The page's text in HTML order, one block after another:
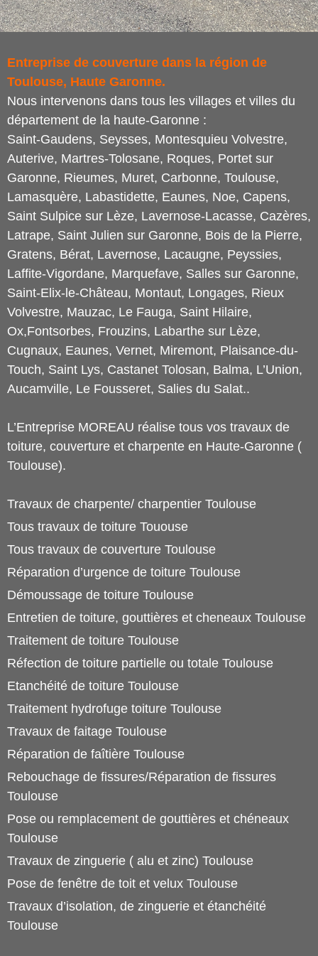
Entreprise de couverture dans la région de
Toulouse, Haute Garonne.
Nous intervenons dans tous les villages et villes du
département de la haute-Garonne :
Saint-Gaudens, Seysses, Montesquieu Volvestre,
Auterive, Martres-Tolosane, Roques, Portet sur
Garonne, Rieumes, Muret, Carbonne, Toulouse,
Lamasquère, Labastidette, Eaunes, Noe, Capens,
Saint Sulpice sur Lèze, Lavernose-Lacasse, Cazères,
Latrape, Saint Julien sur Garonne, Bois de la Pierre,
Gratens, Bérat, Lavernose, Lacaugne, Peyssies,
Laffite-Vigordane, Marquefave, Salles sur Garonne,
Saint-Elix-le-Château, Montaut, Longages, Rieux
Volvestre, Mauzac, Le Fauga, Saint Hilaire,
Ox,Fontsorbes, Frouzins, Labarthe sur Lèze,
Cugnaux, Eaunes, Vernet, Miremont, Plaisance-du-
Touch, Saint Lys, Castanet Tolosan, Balma, L’Union,
Aucamville, Le Fousseret, Salies du Salat..
L’Entreprise MOREAU réalise tous vos travaux de
toiture, couverture et charpente en Haute-Garonne (
Toulouse).
Travaux de charpente/ charpentier Toulouse
Tous travaux de toiture Tououse
Tous travaux de couverture Toulouse
Réparation d’urgence de toiture Toulouse
Démoussage de toiture Toulouse
Entretien de toiture, gouttières et cheneaux Toulouse
Traitement de toiture Toulouse
Réfection de toiture partielle ou totale Toulouse
Etanchéité de toiture Toulouse
Traitement hydrofuge toiture Toulouse
Travaux de faitage Toulouse
Réparation de faîtière Toulouse
Rebouchage de fissures/Réparation de fissures
Toulouse
Pose ou remplacement de gouttières et chéneaux
Toulouse
Travaux de zinguerie ( alu et zinc) Toulouse
Pose de fenêtre de toit et velux Toulouse
Travaux d’isolation, de zinguerie et étanchéité
Toulouse